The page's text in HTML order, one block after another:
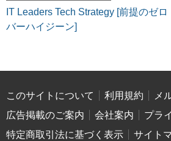
IT Leaders Tech Strategy [前提のゼ
バーハイジーン]
このサイトについて 利用規約
メ
広告掲載のご案内
会社案内
プラ
特定商取引法に基づく表示
サイト